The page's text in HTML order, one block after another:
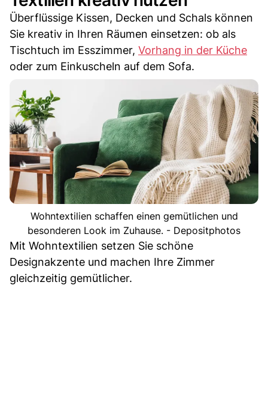
Überflüssige Kissen, Decken und Schals können
Sie kreativ in Ihren Räumen einsetzen: ob als
Tischtuch im Esszimmer, Vorhang in der Küche
oder zum Einkuscheln auf dem Sofa.
Wohntextilien schaffen einen gemütlichen und
besonderen Look im Zuhause. - Depositphotos
Mit Wohntextilien setzen Sie schöne
Designakzente und machen Ihre Zimmer
gleichzeitig gemütlicher.